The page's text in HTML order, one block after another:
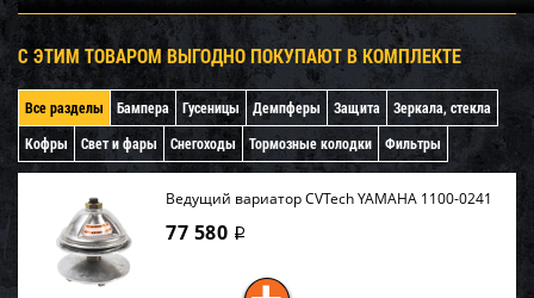
С ЭТИМ ТОВАРОМ ВЫГОДНО ПОКУПАЮТ В КОМПЛЕКТЕ
Все разделы Бампера Гусеницы Демпферы Защита
Зеркала, стекла
Кофры
Свет и фары Снегоходы Тормозные колодки Фильтры
Ведущий вариатор CVTech YAMAHA 1100-0241
77 580 i